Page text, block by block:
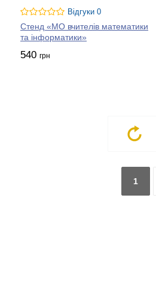
Відгуки 0
Стенд «МО вчителів математики
та інформатики»
540 грн
1